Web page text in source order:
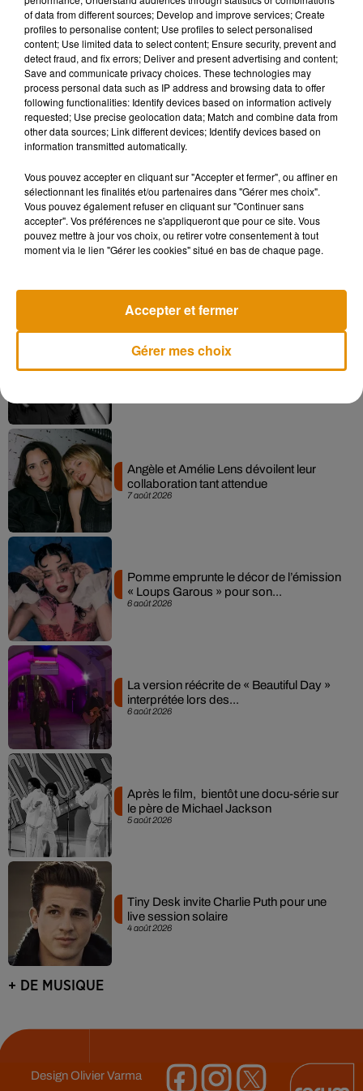
Sensation » avec Kylie Minogue
7 août 2026
Angèle et Amélie Lens dévoilent leur
collaboration tant attendue
6 août 2026
Pomme emprunte le décor de l’émission
« Loups Garous » pour son...
6 août 2026
La version réécrite de « Beautiful Day »
interprétée lors des...
5 août 2026
Après le film, bientôt une docu-série sur
le père de Michael Jackson
4 août 2026
Tiny Desk invite Charlie Puth pour une
live session solaire
+ DE MUSIQUE
DesignOlivier Varma
of data from different sources; Develop and improve services; Create
profiles to personalise content; Use profiles to select personalised
content; Use limited data to select content; Ensure security, prevent and
detect fraud, and fix errors; Deliver and present advertising and content;
Save and communicate privacy choices. These technologies may
process personal data such as IP address and browsing data to offer
following functionalities: Identify devices based on information actively
requested; Use precise geolocation data; Match and combine data from
other data sources; Link different devices; Identify devices based on
information transmitted automatically.
Vous pouvez accepter en cliquant sur "Accepter et fermer", ou affiner en
sélectionnant les finalités et/ou partenaires dans "Gérer mes choix".
Vous pouvez également refuser en cliquant sur "Continuer sans
accepter". Vos préférences ne s'appliqueront que pour ce site. Vous
pouvez mettre à jour vos choix, ou retirer votre consentement à tout
moment via le lien "Gérer les cookies" situé en bas de chaque page.
Gérer mes choix
Accepter et fermer